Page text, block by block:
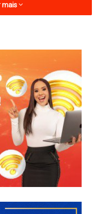
uma fonte ligada ao Galo
do clube paraense
andamento e pode ter o
27 anos, entrou em campo
temporada, já defendeu o
Copa do Nordeste, Copa do
PB
Zagueiro
mais